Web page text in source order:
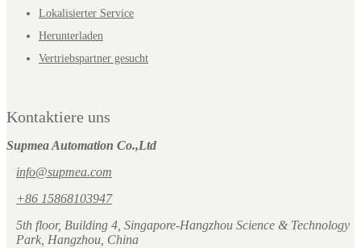
Lokalisierter Service
Herunterladen
Vertriebspartner gesucht
Kontaktiere uns
Supmea Automation Co.,Ltd
info@supmea.com
+86 15868103947
5th floor, Building 4, Singapore-Hangzhou Science & Technology
Park, Hangzhou, China